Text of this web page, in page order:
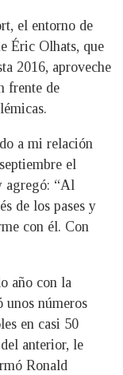
el entorno de
Éric Olhats, que
2016, aproveche
frente de
a mi relación
el
agregó: “Al
de los pases y
con él. Con
año con la
unos números
en casi 50
anterior, le
Ronald